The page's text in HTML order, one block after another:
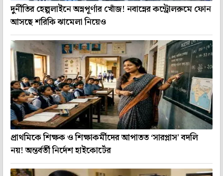
দুর্নীতির হেল্পলাইনে অন্নপূর্ণার খোঁজ! নবান্নের কন্ট্রোলরুমে ফোন
আসছে শরিকি ঝামেলা নিয়েও
প্রাথমিকে শিক্ষক ও শিক্ষাকর্মীদের আপাতত ‘সারপ্লাস’ বদলি
নয়! অন্তর্বর্তী নির্দেশ হাইকোর্টের